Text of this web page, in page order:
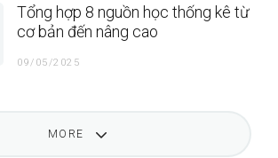
Tổng hợp 8 nguồn học thống kê từ
cơ bản đến nâng cao
09/05/2025
MORE